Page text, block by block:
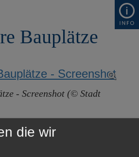
Bauplätze
- Screenshot (© Stadt
Liste der städtischen
für gewerbliche
die wir